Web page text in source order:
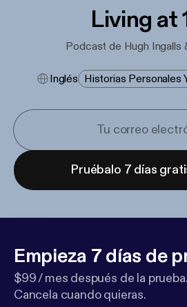
Living at
Podcast de Hugh Ingalls
Inglés Historias Personales
Pruébalo 7 días
Empieza 7 días de
$99 / mes después de la prueba.
Cancela cuando quieras.